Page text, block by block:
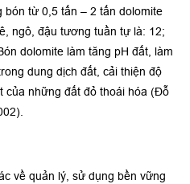
từ 0,5 tấn – 2 tấn dolomite
ngô, đậu tương tuần tự là: 12;
dolomite làm tăng pH đất, làm
dung dịch đất, cải thiện độ
của những đất đỏ thoái hóa (Đỗ
về quản lý, sử dụng bền vững